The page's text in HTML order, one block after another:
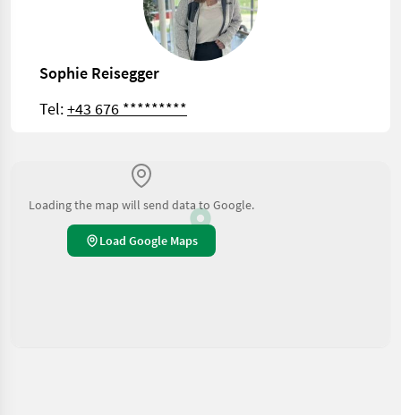
Sophie Reisegger
Tel:+43 676 *********
Loading the map will send data to Google.
Load Google Maps